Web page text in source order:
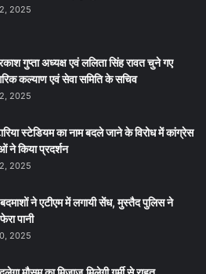
2025
गुप्ता अध्यक्ष एवं ललिता सिंह रावत चुने गए
कल्याण एवं सेवा समिति के सचिव
2025
स्टेडियम का नाम बदले जाने के विरोध में कांग्रेस
ने किया प्रदर्शन
2025
बदमाशों ने एटीएम में लगायी सेंध, मुस्तैद पुलिस ने
पानी
2025